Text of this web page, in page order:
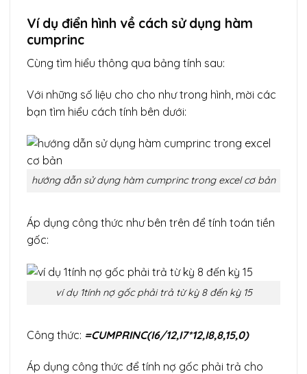
Ví dụ điển hình về cách sử dụng hàm
cumprinc
Cùng tìm hiểu thông qua bảng tính sau:
Với những số liệu cho cho như trong hình, mời các
bạn tìm hiểu cách tính bên dưới:
hướng dẫn sử dụng hàm cumprinc trong excel cơ bản
Áp dụng công thức như bên trên để tính toán tiền
gốc:
ví dụ 1tính nợ gốc phải trả từ kỳ 8 đến kỳ 15
Công thức: =CUMPRINC(I6/12,I7*12,I8,8,15,0)
Áp dụng công thức để tính nợ gốc phải trả cho